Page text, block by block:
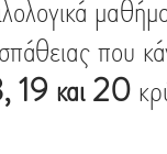
που
19 και 20